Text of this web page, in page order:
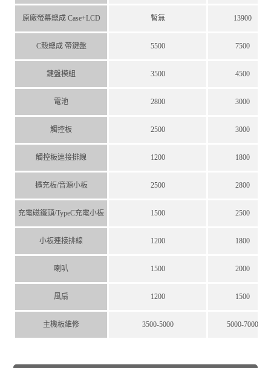
原廠螢幕總成 Case+LCD 暫無 13900
C殼總成 帶鍵盤 5500 7500
鍵盤模組 3500 4500
電池 2800 3000
觸控板 2500 3000
觸控板連接排線 1200 1800
擴充板/音源小板 2500 2800
充電磁鐵頭/TypeC充電小板 1500 2500
小板連接排線 1200 1800
喇叭 1500 2000
風扇 1200 1500
主機板維修 3500-5000 5000-7000